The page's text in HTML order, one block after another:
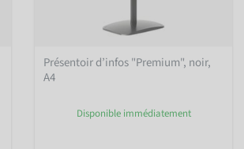
Présentoir d’infos "Premium", noir,
A4
Disponible immédiatement